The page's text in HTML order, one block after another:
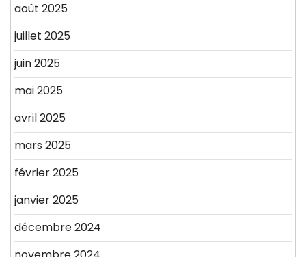
août 2025
juillet 2025
juin 2025
mai 2025
avril 2025
mars 2025
février 2025
janvier 2025
décembre 2024